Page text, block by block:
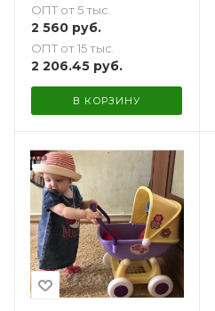
ОПТ от 5 тыс.
2 560 руб.
ОПТ от 15 тыс.
2 206.45 руб.
В КОРЗИНУ